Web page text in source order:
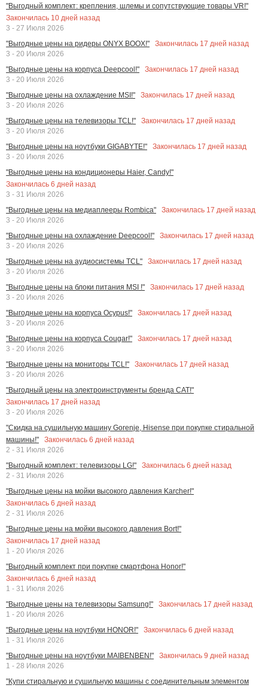
"Выгодный комплект: крепления, шлемы и сопутствующие товары VR!"
Закончилась 10 дней назад
3 - 27 Июля 2026
"Выгодные цены на ридеры ONYX BOOX!"
Закончилась 17 дней назад
3 - 20 Июля 2026
"Выгодные цены на корпуса Deepcool!"
Закончилась 17 дней назад
3 - 20 Июля 2026
"Выгодные цены на охлаждение MSI!"
Закончилась 17 дней назад
3 - 20 Июля 2026
"Выгодные цены на телевизоры TCL!"
Закончилась 17 дней назад
3 - 20 Июля 2026
"Выгодные цены на ноутбуки GIGABYTE!"
Закончилась 17 дней назад
3 - 20 Июля 2026
"Выгодные цены на кондиционеры Haier, Candy!"
Закончилась 6 дней назад
3 - 31 Июля 2026
"Выгодные цены на медиаплееры Rombica"
Закончилась 17 дней назад
3 - 20 Июля 2026
"Выгодные цены на охлаждение Deepcool!"
Закончилась 17 дней назад
3 - 20 Июля 2026
"Выгодные цены на аудиосистемы TCL"
Закончилась 17 дней назад
3 - 20 Июля 2026
"Выгодные цены на блоки питания MSI !"
Закончилась 17 дней назад
3 - 20 Июля 2026
"Выгодные цены на корпуса Ocypus!"
Закончилась 17 дней назад
3 - 20 Июля 2026
"Выгодные цены на корпуса Cougar!"
Закончилась 17 дней назад
3 - 20 Июля 2026
"Выгодные цены на мониторы TCL!"
Закончилась 17 дней назад
3 - 20 Июля 2026
"Выгодный цены на электроинструменты бренда CAT!"
Закончилась 17 дней назад
3 - 20 Июля 2026
"Скидка на сушильную машину Gorenje, Hisense при покупке стиральной
машины!"
Закончилась 6 дней назад
2 - 31 Июля 2026
"Выгодный комплект: телевизоры LG!"
Закончилась 6 дней назад
2 - 31 Июля 2026
"Выгодные цены на мойки высокого давления Karcher!"
Закончилась 6 дней назад
2 - 31 Июля 2026
"Выгодные цены на мойки высокого давления Bort!"
Закончилась 17 дней назад
1 - 20 Июля 2026
"Выгодный комплект при покупке смартфона Honor!"
Закончилась 6 дней назад
1 - 31 Июля 2026
"Выгодные цены на телевизоры Samsung!"
Закончилась 17 дней назад
1 - 20 Июля 2026
"Выгодные цены на ноутбуки HONOR!"
Закончилась 6 дней назад
1 - 31 Июля 2026
"Выгодные цены на ноутбуки MAIBENBEN!"
Закончилась 9 дней назад
1 - 28 Июля 2026
"Купи стиральную и сушильную машины с соединительным элементом